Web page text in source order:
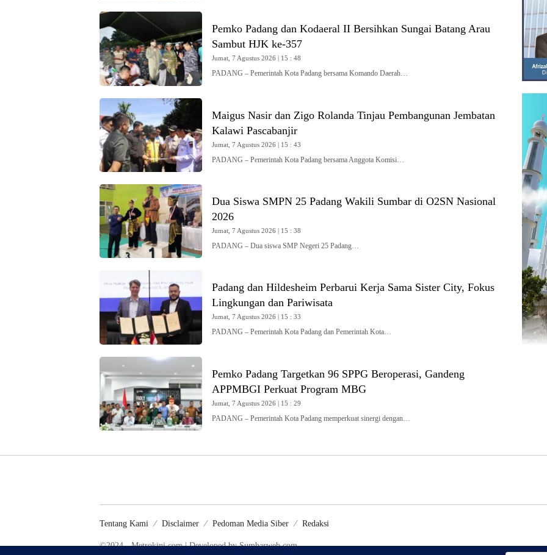
Pemko Padang dan Kodaeral II Bersihkan Sungai Batang Arau
Sambut HJK ke-357
Jumat, 7 Agustus 2026 | 15 : 48
PADANG – Pemerintah Kota Padang bersama Komando Daerah…
Maigus Nasir dan Zigo Rolanda Tinjau Pembangunan Jembatan
Kalawi Pascabanjir
Jumat, 7 Agustus 2026 | 15 : 43
PADANG – Pemerintah Kota Padang bersama Anggota Komisi…
Dua Siswa SMPN 25 Padang Wakili Sumbar di O2SN Nasional
2026
Jumat, 7 Agustus 2026 | 15 : 38
PADANG – Dua siswa SMP Negeri 25 Padang…
Padang dan Hildesheim Perbarui Kerja Sama Sister City, Fokus
Lingkungan dan Pariwisata
Jumat, 7 Agustus 2026 | 15 : 33
PADANG – Pemerintah Kota Padang dan Pemerintah Kota…
Pemko Padang Targetkan 96 SPPG Beroperasi, Gandeng
APPMBGI Perkuat Program MBG
Jumat, 7 Agustus 2026 | 15 : 29
PADANG – Pemerintah Kota Padang memperkuat sinergi dengan…
Tentang Kami Disclaimer Pedoman Media Siber Redaksi
©2024 - Metrokini.com | Developed by Sumbarweb.com